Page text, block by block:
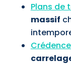
Plans de
massif